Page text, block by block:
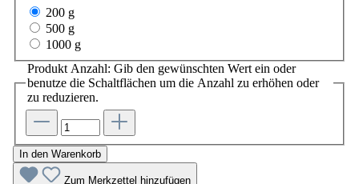
200 g
500 g
1000 g
Produkt Anzahl: Gib den gewünschten Wert ein oder
benutze die Schaltflächen um die Anzahl zu erhöhen oder
zu reduzieren.
In den Warenkorb
Zum Merkzettel hinzufügen